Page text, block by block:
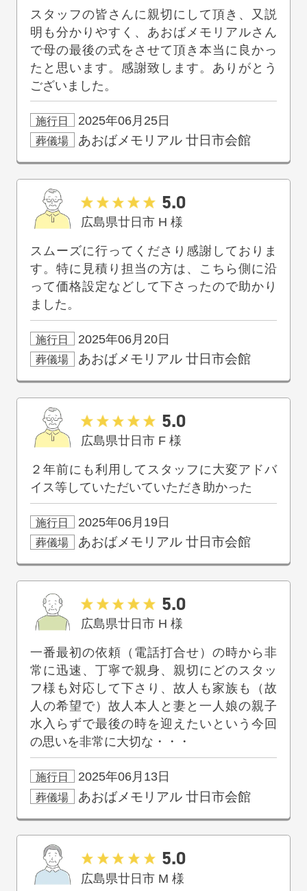
施行日 2025年06月25日
スタッフの皆さんに親切にして頂き、又説
明も分かりやすく、あおばメモリアルさん
で母の最後の式をさせて頂き本当に良かっ
たと思います。感謝致します。ありがとう
ございました。
葬儀場 あおばメモリアル 廿日市会館
広島県廿日市 H様
5.0
施行日 2025年06月20日
スムーズに行ってくださり感謝しておりま
す。特に見積り担当の方は、こちら側に沿
って価格設定などして下さったので助かり
ました。
葬儀場 あおばメモリアル 廿日市会館
広島県廿日市 F様
5.0
施行日 2025年06月19日
２年前にも利用してスタッフに大変アドバ
イス等していただいていただき助かった
葬儀場 あおばメモリアル 廿日市会館
広島県廿日市 H様
5.0
施行日 2025年06月13日
一番最初の依頼（電話打合せ）の時から非
常に迅速、丁寧で親身、親切にどのスタッ
フ様も対応して下さり、故人も家族も（故
人の希望で）故人本人と妻と一人娘の親子
水入らずで最後の時を迎えたいという今回
の思いを非常に大切な・・・
葬儀場 あおばメモリアル 廿日市会館
広島県廿日市 M様
5.0